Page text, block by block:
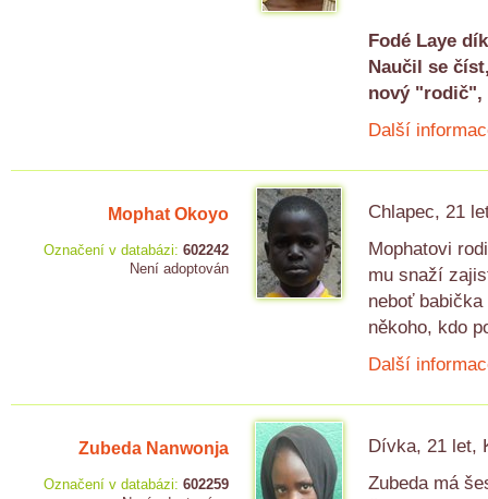
Fodé Laye
Naučil se
nový "rodič",
Další
Mophat Okoyo
Označení v databázi: 602242
Není adoptován
Chlapec, 21
Mophatovi
mu snaží
neboť
někoho, kdo
Další
Zubeda Nanwonja
Označení v databázi: 602259
Dívka, 21 let,
Zubeda má